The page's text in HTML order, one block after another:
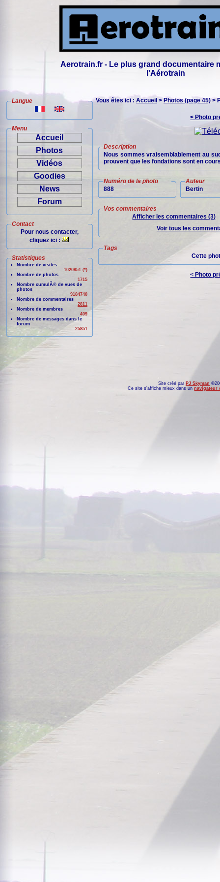
Aerotrain.fr - Le plus grand documentaire
l'Aérotrain
Langue
Menu
Accueil
Photos
Vidéos
Goodies
News
Forum
Contact
Pour nous contacter,
cliquez ici :
Statistiques
Nombre de visites
1020851 (*)
Nombre de photos
1715
Nombre cumulÃ© de vues de
photos
9184740
Nombre de commentaires
2811
Nombre de membres
409
Nombre de messages dans le
forum
25851
Vous êtes ici : Accueil > Photos (page 45) >
< Photo
Description
Nous sommes vraisemblablement au
prouvent que les fondations sont en
Numéro de la photo
888
Auteur
Bertin
Vos commentaires
Afficher les commentaires (3)
Voir tous les
Tags
Cette
< Photo
Site créé par PJ Skyman
Ce site s'affiche mieux dans unnavigateur